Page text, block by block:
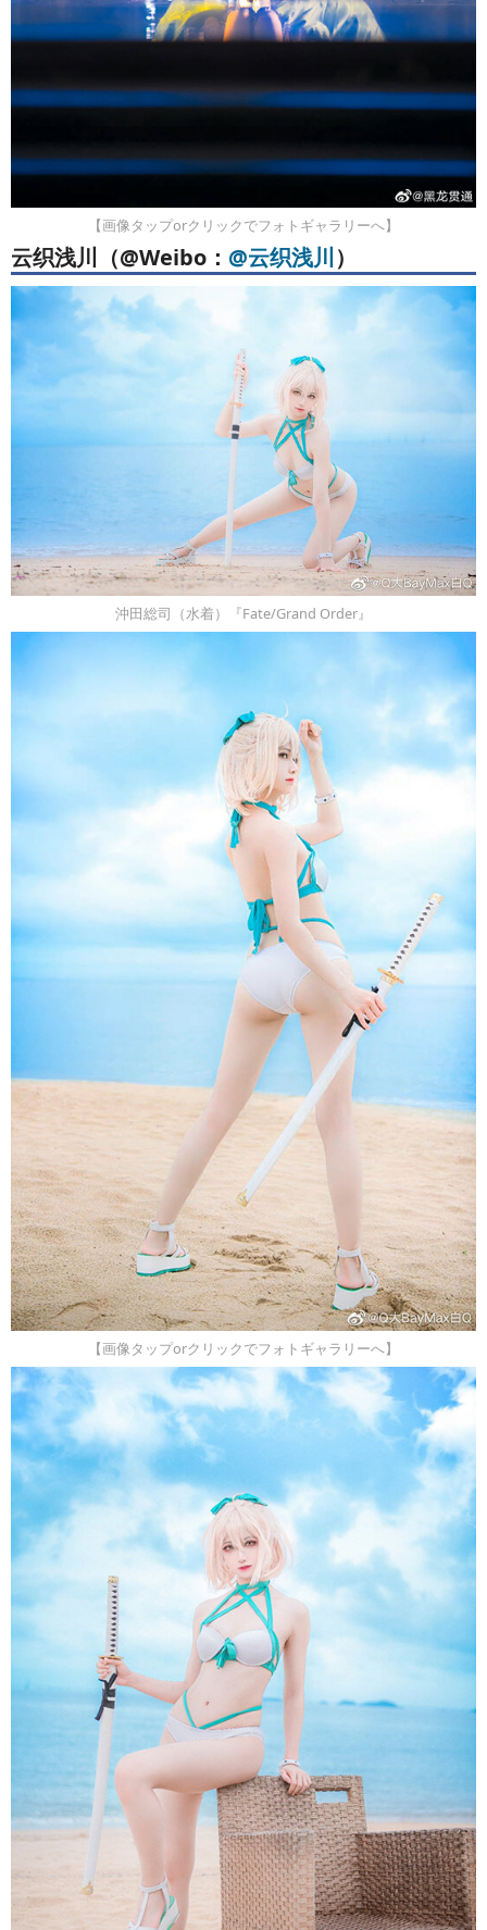
【画像タップorクリックでフォトギャラリーへ】
云织浅川（@Weibo： @云织浅川 ）
沖田総司（水着）『Fate/Grand Order』
【画像タップorクリックでフォトギャラリーへ】